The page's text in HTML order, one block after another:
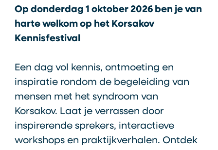
Op donderdag 1 oktober 2026 ben je van
harte welkom op het Korsakov
Kennisfestival
Een dag vol kennis, ontmoeting en
inspiratie rondom de begeleiding van
mensen met het syndroom van
Korsakov. Laat je verrassen door
inspirerende sprekers, interactieve
workshops en praktijkverhalen. Ontdek